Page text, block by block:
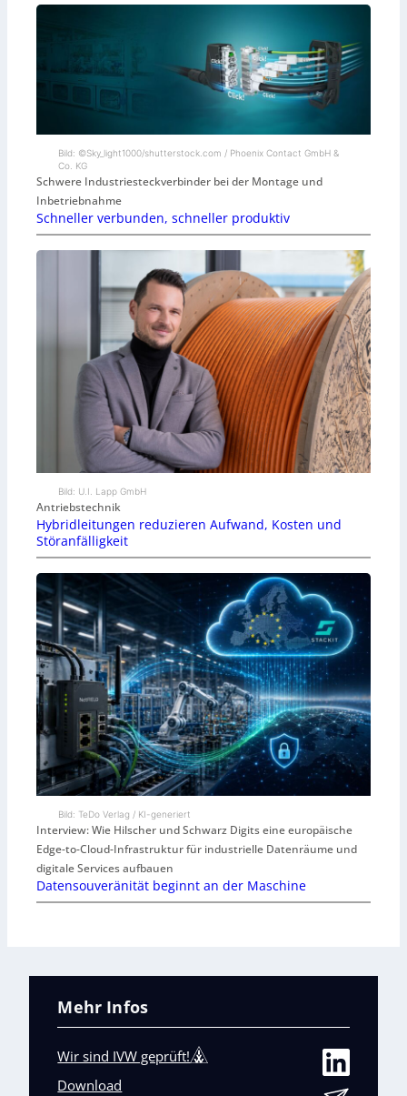
Bild: ©Sky_light1000/shutterstock.com / Phoenix Contact GmbH &
Co. KG
Schwere Industriesteckverbinder bei der Montage und
Inbetriebnahme
Schneller verbunden, schneller produktiv
Bild: U.I. Lapp GmbH
Antriebstechnik
Hybridleitungen reduzieren Aufwand, Kosten und
Störanfälligkeit
Bild: TeDo Verlag / KI-generiert
Interview: Wie Hilscher und Schwarz Digits eine europäische
Edge-to-Cloud-Infrastruktur für industrielle Datenräume und
digitale Services aufbauen
Datensouveränität beginnt an der Maschine
Mehr Infos
Wir sind IVW geprüft!
Download